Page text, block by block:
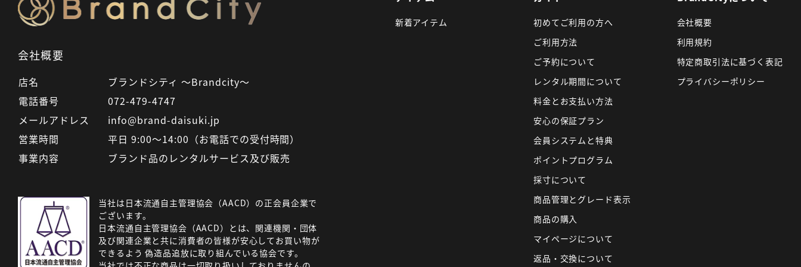
新着アイテム
初めてご利用の方へ
ご利用方法
ご予約について
レンタル期間について
料金とお支払い方法
安心の保証プラン
会員システムと特典
ポイントプログラム
採寸について
商品管理とグレード表示
商品の購入
マイページについて
返品・交換について
会社概要
利用規約
特定商取引法に基づく表記
プライバシーポリシー
会社概要
店名
ブランドシティ ～Brandcity～
電話番号
072-479-4747
メールアドレス
info@brand-daisuki.jp
営業時間
平日 9:00～14:00（お電話での受付時間）
事業内容
ブランド品のレンタルサービス及び販売
当社は日本流通自主管理協会（AACD）の正会員企業で
ございます。
日本流通自主管理協会（AACD）とは、関連機関・団体
及び関連企業と共に消費者の皆様が安心してお買い物が
できるよう 偽造品追放に取り組んでいる協会です。